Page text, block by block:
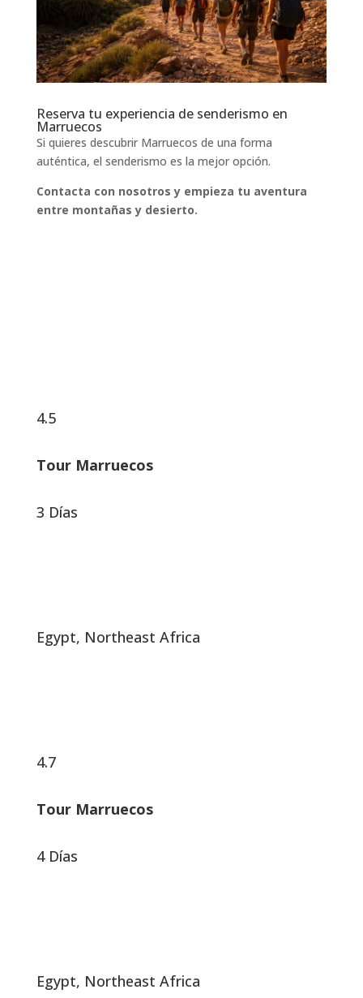
Reserva tu experiencia de senderismo en
Marruecos
Si quieres descubrir Marruecos de una forma
auténtica, el senderismo es la mejor opción.
Contacta con nosotros y empieza tu aventura
entre montañas y desierto.
4.5
Tour Marruecos
3 Días
Egypt, Northeast Africa
4.7
Tour Marruecos
4 Días
Egypt, Northeast Africa